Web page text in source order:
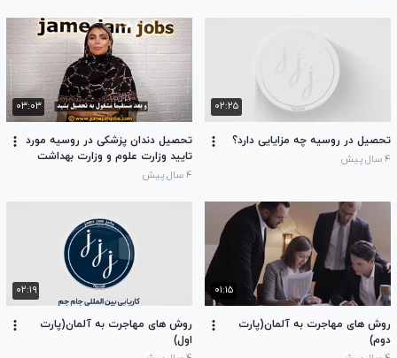
۰۲:۲۵
تحصیل در روسیه چه مزایایی دارد؟
۴ سال پیش
۰۳:۰۳
تحصیل دندان پزشکی در روسیه مورد
تایید وزارت علوم و وزارت بهداشت
۴ سال پیش
۰۱:۱۵
روش های مهاجرت به آلمان(پارت
دوم)
۰۲:۱۹
روش های مهاجرت به آلمان(پارت
اول)